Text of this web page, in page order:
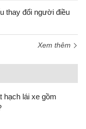
thay đổi người điều
Xem thêm
hạch lái xe gồm